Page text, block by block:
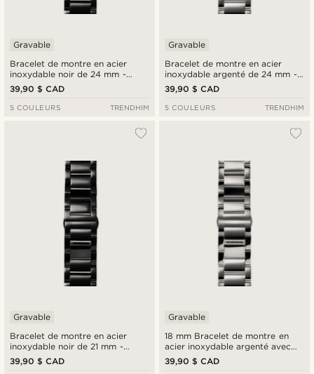
Bracelet de montre en acier
inoxydable noir de 24 mm -
Fixation rapide
Gravable
39,90 $ CAD
5 COULEURS TRENDHIM
Bracelet de montre en acier
inoxydable argenté de 24 mm -
Fixation rapide
Gravable
39,90 $ CAD
5 COULEURS TRENDHIM
Bracelet de montre en acier
inoxydable noir de 21 mm -
Fixation rapide
Gravable
39,90 $ CAD
18 mm Bracelet de montre en
acier inoxydable argenté avec
fermoir papillon et barrettes à
dégagement rapide
Gravable
39,90 $ CAD